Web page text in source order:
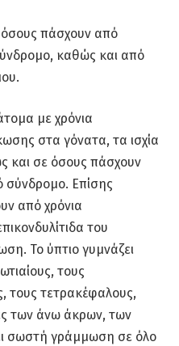
όσους πάσχουν από
καθώς και από
με χρόνια
στα γόνατα, τα ισχία
και σε όσους πάσχουν
σύνδρομο. Επίσης
από χρόνια
του
Το ύπτιο γυμνάζει
τους
τους τετρακέφαλους,
των άνω άκρων, των
σωστή γράμμωση σε όλο